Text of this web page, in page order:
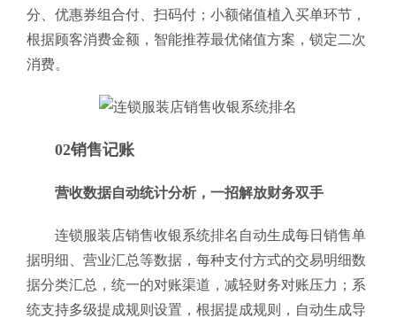
分、优惠券组合付、扫码付；小额储值植入买单环节，
根据顾客消费金额，智能推荐最优储值方案，锁定二次
消费。
02销售记账
营收数据自动统计分析，一招解放财务双手
连锁服装店销售收银系统排名自动生成每日销售单
据明细、营业汇总等数据，每种支付方式的交易明细数
据分类汇总，统一的对账渠道，减轻财务对账压力；系
统支持多级提成规则设置，根据提成规则，自动生成导